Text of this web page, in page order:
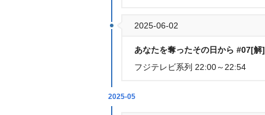
2025-06-02
あなたを奪ったその日から #07[解]
フジテレビ系列 22:00～22:54
2025-05